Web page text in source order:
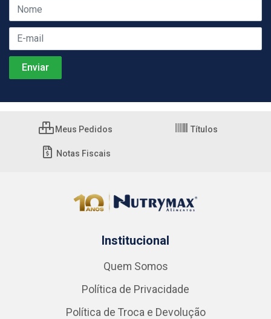
Meus Pedidos Títulos
Notas Fiscais
Institucional
Quem Somos
Política de Privacidade
Política de Troca e Devolução